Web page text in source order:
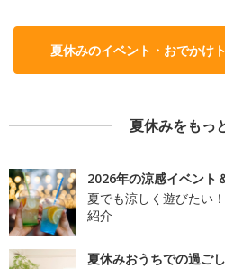
夏休みのイベント・おでかけ
夏休みをもっ
2026年の涼感イベント
夏でも涼しく遊びたい
紹介
夏休みおうちでの過ご